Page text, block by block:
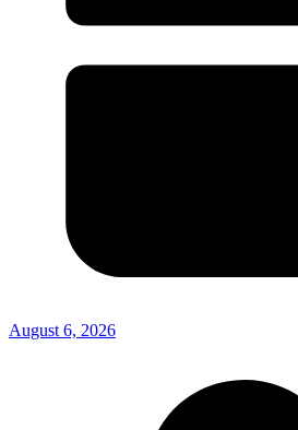
August 6, 2026